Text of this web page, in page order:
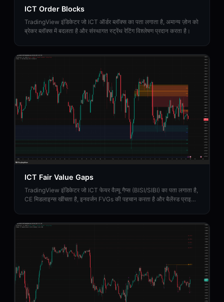
ICT Order Blocks
TradingView इंडिकेटर जो ICT ऑर्डर ब्लॉक्स का पता लगाता है, अमान्य ज़ोन को
ब्रेकर ब्लॉक्स में बदलता है और संस्थागत स्ट्रेंथ रेटिंग विश्लेषण प्रदान करता है।
ICT Fair Value Gaps
TradingView इंडिकेटर जो ICT फेयर वैल्यू गैप्स (BISI/SIBI) का पता लगाता है,
CE मिडलाइन्स खींचता है, इनवर्जन FVGs की पहचान करता है और बैलेंस्ड प्राइस